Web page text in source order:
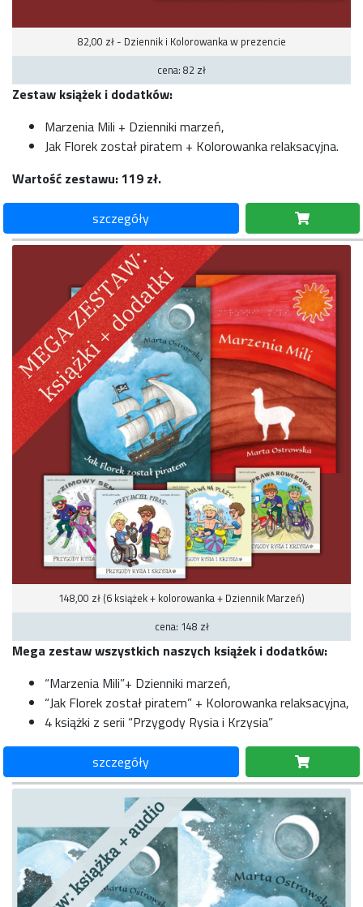
82,00 zł - Dziennik i Kolorowanka w prezencie
cena: 82 zł
Zestaw książek i dodatków:
Marzenia Mili + Dzienniki marzeń,
Jak Florek został piratem + Kolorowanka relaksacyjna.
Wartość zestawu: 119 zł.
szczegóły
148,00 zł (6 książek + kolorowanka + Dziennik Marzeń)
cena: 148 zł
Mega zestaw wszystkich naszych książek i dodatków:
“Marzenia Mili”+ Dzienniki marzeń,
“Jak Florek został piratem” + Kolorowanka relaksacyjna,
4 książki z serii “Przygody Rysia i Krzysia”
szczegóły